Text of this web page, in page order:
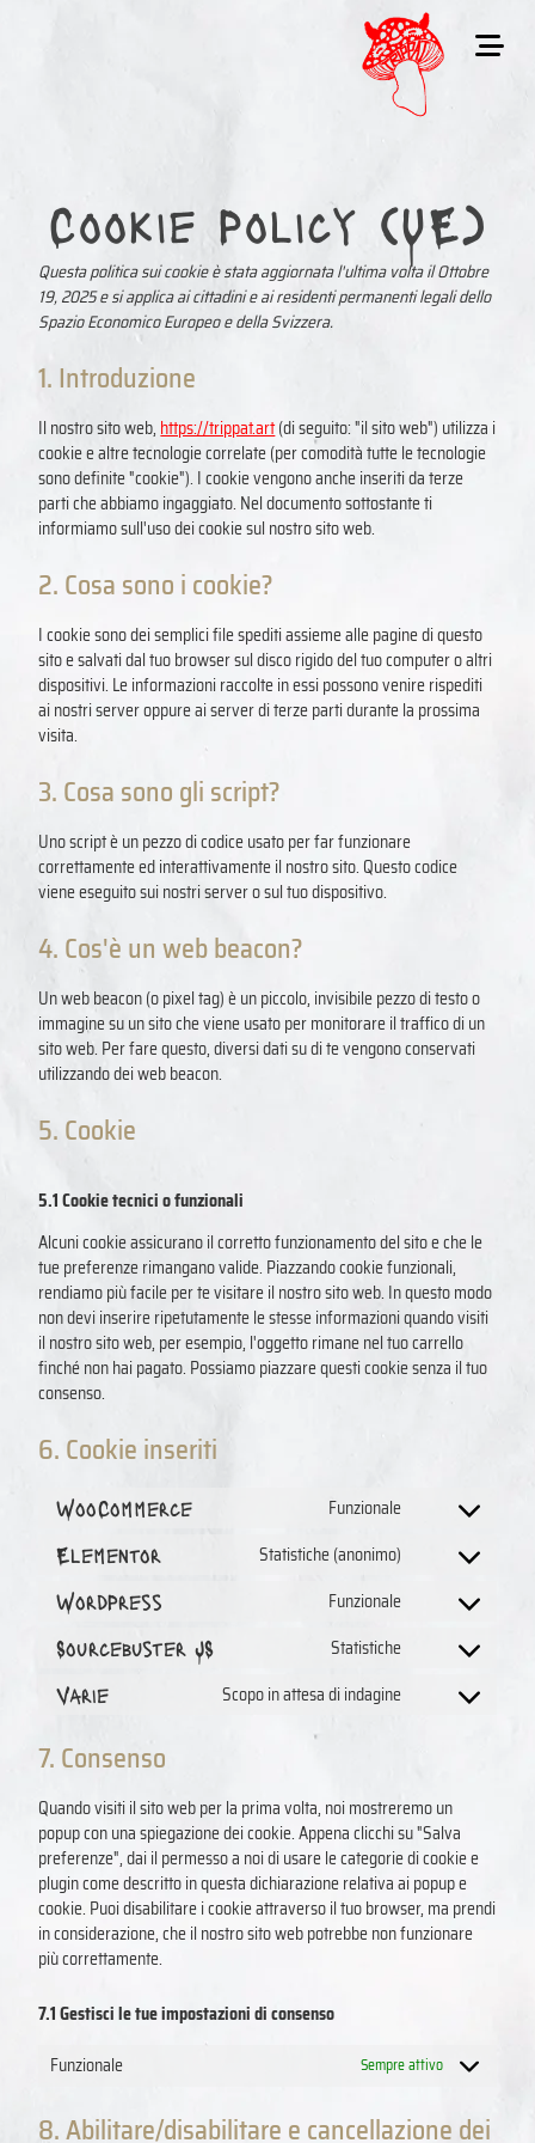
Cookie Policy (UE)
Questa politica sui cookie è stata aggiornata l'ultima volta il Ottobre
19, 2025 e si applica ai cittadini e ai residenti permanenti legali dello
Spazio Economico Europeo e della Svizzera.
1. Introduzione
Il nostro sito web, https://trippat.art(di seguito: "il sito web") utilizza i
cookie e altre tecnologie correlate (per comodità tutte le tecnologie
sono definite "cookie"). I cookie vengono anche inseriti da terze
parti che abbiamo ingaggiato. Nel documento sottostante ti
informiamo sull'uso dei cookie sul nostro sito web.
2. Cosa sono i cookie?
I cookie sono dei semplici file spediti assieme alle pagine di questo
sito e salvati dal tuo browser sul disco rigido del tuo computer o altri
dispositivi. Le informazioni raccolte in essi possono venire rispediti
ai nostri server oppure ai server di terze parti durante la prossima
visita.
3. Cosa sono gli script?
Uno script è un pezzo di codice usato per far funzionare
correttamente ed interattivamente il nostro sito. Questo codice
viene eseguito sui nostri server o sul tuo dispositivo.
4. Cos'è un web beacon?
Un web beacon (o pixel tag) è un piccolo, invisibile pezzo di testo o
immagine su un sito che viene usato per monitorare il traffico di un
sito web. Per fare questo, diversi dati su di te vengono conservati
utilizzando dei web beacon.
5. Cookie
5.1 Cookie tecnici o funzionali
Alcuni cookie assicurano il corretto funzionamento del sito e che le
tue preferenze rimangano valide. Piazzando cookie funzionali,
rendiamo più facile per te visitare il nostro sito web. In questo modo
non devi inserire ripetutamente le stesse informazioni quando visiti
il nostro sito web, per esempio, l'oggetto rimane nel tuo carrello
finché non hai pagato. Possiamo piazzare questi cookie senza il tuo
consenso.
6. Cookie inseriti
WooCommerce
Funzionale
Elementor
Statistiche (anonimo)
WordPress
Funzionale
Sourcebuster JS
Statistiche
Varie
Scopo in attesa di indagine
7. Consenso
Quando visiti il sito web per la prima volta, noi mostreremo un
popup con una spiegazione dei cookie. Appena clicchi su "Salva
preferenze", dai il permesso a noi di usare le categorie di cookie e
plugin come descritto in questa dichiarazione relativa ai popup e
cookie. Puoi disabilitare i cookie attraverso il tuo browser, ma prendi
in considerazione, che il nostro sito web potrebbe non funzionare
più correttamente.
7.1 Gestisci le tue impostazioni di consenso
Funzionale
Sempre attivo
8. Abilitare/disabilitare e cancellazione dei